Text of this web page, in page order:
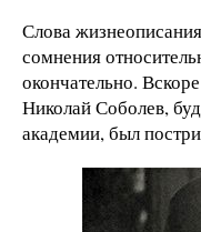
Слова
сомнения
окончательно.
Николай Соболев,
академии, был